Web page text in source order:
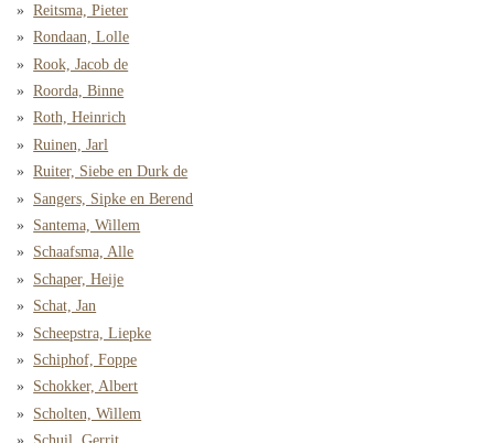
Reitsma, Pieter
Rondaan, Lolle
Rook, Jacob de
Roorda, Binne
Roth, Heinrich
Ruinen, Jarl
Ruiter, Siebe en Durk de
Sangers, Sipke en Berend
Santema, Willem
Schaafsma, Alle
Schaper, Heije
Schat, Jan
Scheepstra, Liepke
Schiphof, Foppe
Schokker, Albert
Scholten, Willem